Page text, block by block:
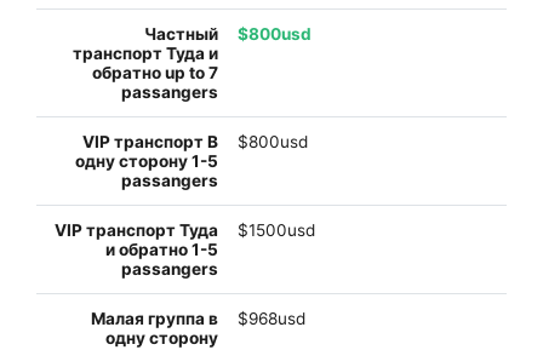
$800usd
$800usd
$1500usd
$968usd